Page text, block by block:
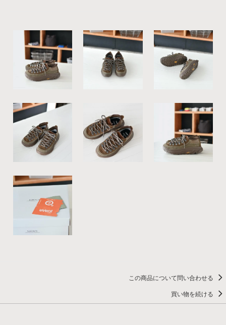
この商品について問い合わせる
買い物を続ける